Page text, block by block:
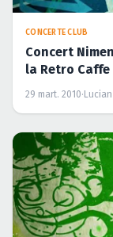
CONCERTE CLUB
Concert
la Retro
29 mart. 2010·Lucian